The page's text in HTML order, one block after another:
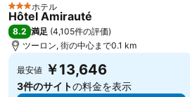
3 ホテルのランク
ホテル
Hôtel Amirauté
8.2 満足 (4,105件の評価)
ツーロン, 街の中心まで0.1 km
最安値 ￥13,646
3件のサイトの料金を表示